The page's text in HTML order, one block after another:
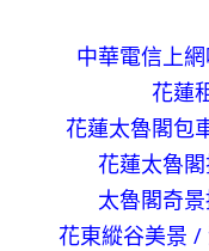
中華電信上
花蓮
花蓮太魯閣包
花蓮太魯
太魯閣奇
花東縱谷美景